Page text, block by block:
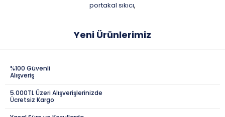
portakal sıkıcı,
Yeni Ürünlerimiz
%100 Güvenli
Alışveriş
5.000TL Üzeri Alışverişlerinizde
Ücretsiz Kargo